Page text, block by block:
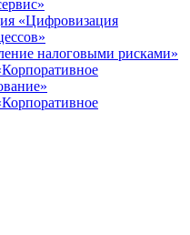
«Цифровизация
налоговыми рисками»